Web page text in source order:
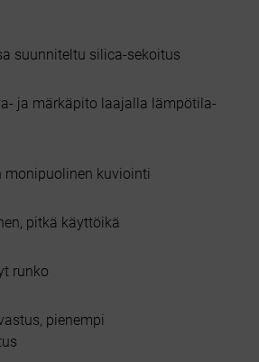
suunniteltu silica-sekoitus
ja märkäpito laajalla lämpötila-
monipuolinen kuviointi
pitkä käyttöikä
runko
pienempi